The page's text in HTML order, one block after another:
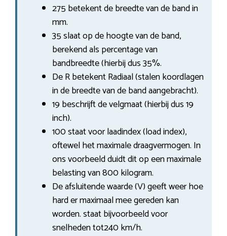
275 betekent de breedte van de band in
mm.
35 slaat op de hoogte van de band,
berekend als percentage van
bandbreedte (hierbij dus 35%.
De R betekent Radiaal (stalen koordlagen
in de breedte van de band aangebracht).
19 beschrijft de velgmaat (hierbij dus 19
inch).
100 staat voor laadindex (load index),
oftewel het maximale draagvermogen. In
ons voorbeeld duidt dit op een maximale
belasting van 800 kilogram.
De afsluitende waarde (V) geeft weer hoe
hard er maximaal mee gereden kan
worden. staat bijvoorbeeld voor
snelheden tot240 km/h.